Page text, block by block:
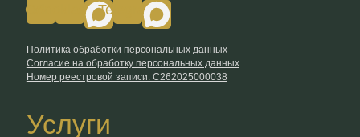
OdnoklassnikiTelegram
Политика обработки персональных данных
Согласие на обработку персональных данных
Номер реестровой записи: С262025000038
Услуги